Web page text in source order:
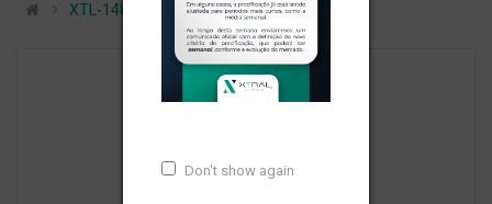
Don't show again
XTL-1487 - PESO LINEAR: 0,324kg/m